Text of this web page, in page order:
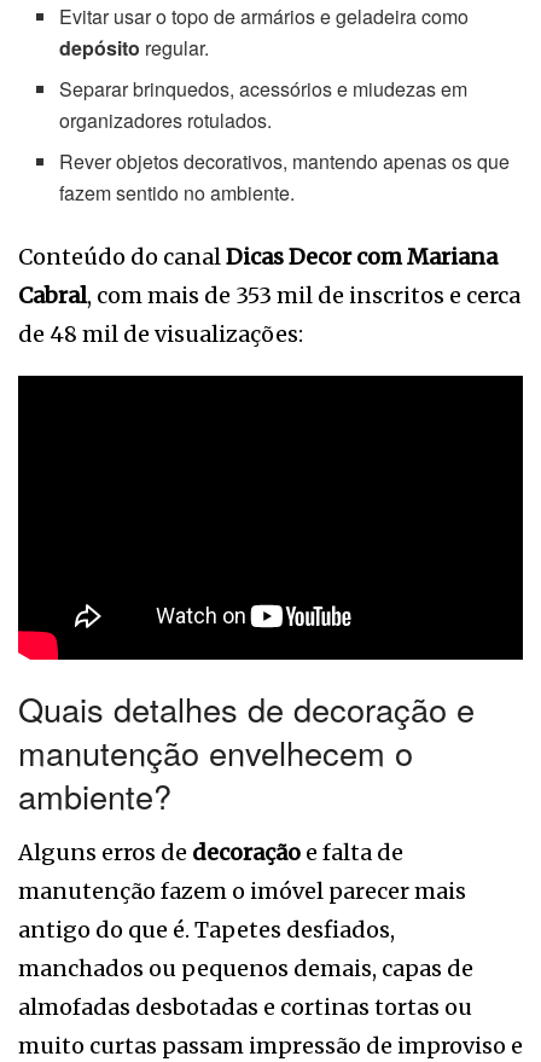
Evitar usar o topo de armários e geladeira como
depósito regular.
Separar brinquedos, acessórios e miudezas em
organizadores rotulados.
Rever objetos decorativos, mantendo apenas os que
fazem sentido no ambiente.
Conteúdo do canalDicas Decor com Mariana
Cabral, com mais de 353 mil de inscritos e cerca
de 48 mil de visualizações:
Quais detalhes de decoração e
manutenção envelhecem o
ambiente?
Alguns erros de decoração e falta de
manutenção fazem o imóvel parecer mais
antigo do que é. Tapetes desfiados,
manchados ou pequenos demais, capas de
almofadas desbotadas e cortinas tortas ou
muito curtas passam impressão de improviso e